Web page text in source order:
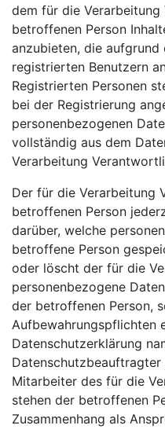
dem für die
betroffenen Person
anzubieten, die
registrierten Benutzern
Registrierten Personen
bei der Registrierung
personenbezogenen
vollständig aus dem
Verarbeitung
Der für die Verarbeitung
betroffenen Person
darüber, welche
betroffene Person
oder löscht der für die
personenbezogene
der betroffenen Person,
Aufbewahrungspflichten
Datenschutzerklärung
Mitarbeiter des für die
stehen der betroffenen
Zusammenhang als